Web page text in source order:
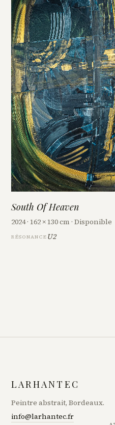
South Of Heaven
2024 · 162 × 130 cm · Disponible
RÉSONANCE U2
LARHANTEC
Peintre abstrait, Bordeaux.
info@larhantec.fr